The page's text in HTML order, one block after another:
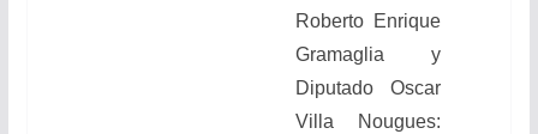
Roberto Enrique
Gramaglia y
Diputado Oscar
Villa Nougues: